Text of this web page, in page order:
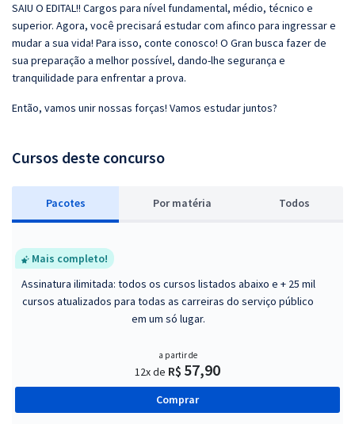
SAIU O EDITAL!! Cargos para nível fundamental, médio, técnico e
superior. Agora, você precisará estudar com afinco para ingressar e
mudar a sua vida! Para isso, conte conosco! O Gran busca fazer de
sua preparação a melhor possível, dando-lhe segurança e
tranquilidade para enfrentar a prova.
Então, vamos unir nossas forças! Vamos estudar juntos?
Cursos deste concurso
Pacotes Por matéria Todos
Mais completo!
Assinatura ilimitada: todos os cursos listados abaixo e + 25 mil
cursos atualizados para todas as carreiras do serviço público
em um só lugar.
a partir de
12x de R$ 57,90
Comprar